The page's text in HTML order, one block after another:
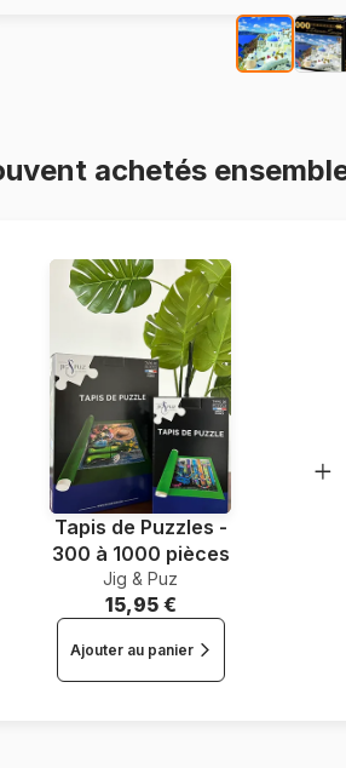
achetés
Tapis de Puzzles -
300 à 1000 pièces
Jig & Puz
15,95 €
Ajouter au panier